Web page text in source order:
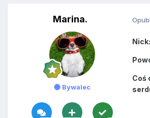
Marina.
Bywalec
Coś